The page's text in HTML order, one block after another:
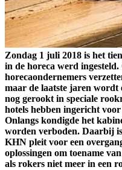
Zondag 1 juli 2018 is het
in de horeca werd ingesteld.
horecaondernemers
maar de laatste jaren wordt
nog gerookt in speciale
hotels hebben ingericht
Onlangs kondigde het
worden verboden. Daarbij
KHN pleit voor een
oplossingen om toename
als rokers niet meer in een